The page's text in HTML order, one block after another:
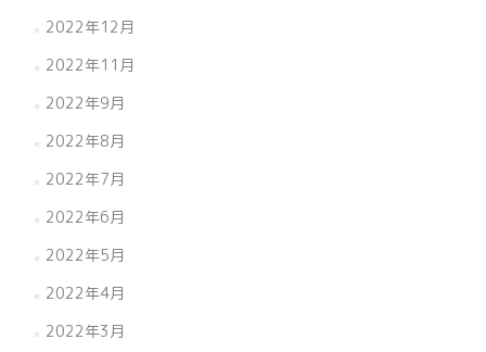
2022年12月
2022年11月
2022年9月
2022年8月
2022年7月
2022年6月
2022年5月
2022年4月
2022年3月